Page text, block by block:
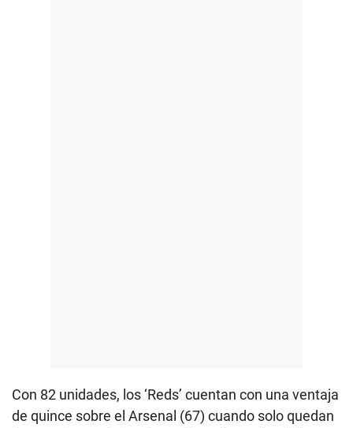
Con 82 unidades, los ‘Reds’ cuentan con una ventaja
de quince sobre el Arsenal (67) cuando solo quedan